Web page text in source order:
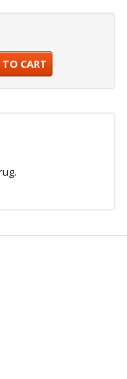
CART